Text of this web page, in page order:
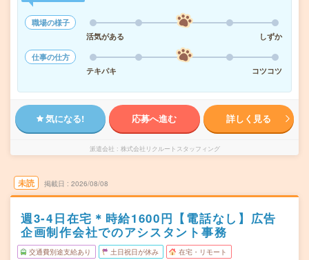
職場の様子
活気がある
しずか
仕事の仕方
テキパキ
コツコツ
気になる! 応募へ進む 詳しく見る
派遣会社 株式会社リクルートスタッフィング
未読 掲載日 2026/08/08
週3-4日在宅＊時給1600円【電話なし】広告
企画制作会社でのアシスタント事務
交通費別途支給あり 土日祝日が休み 在宅・リモート